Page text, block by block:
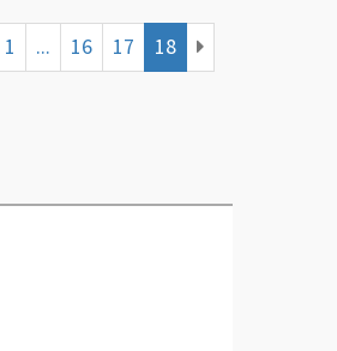
1 ... 16 17 18